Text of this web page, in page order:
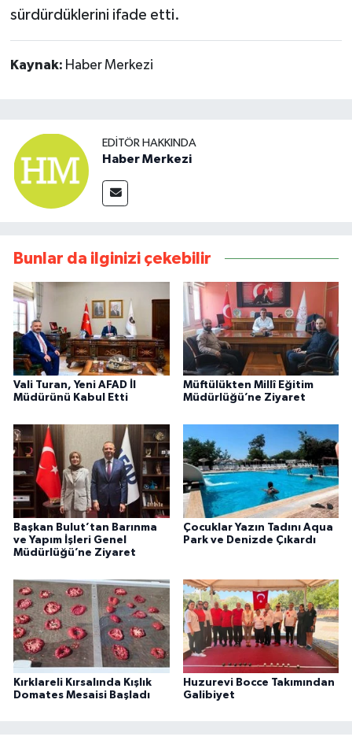
sürdürdüklerini ifade etti.
Kaynak: Haber Merkezi
EDITÖR HAKKINDA
Haber Merkezi
Bunlar da ilginizi çekebilir
Vali Turan, Yeni AFAD İl
Müdürünü Kabul Etti
Müftülükten Millî Eğitim
Müdürlüğü’ne Ziyaret
Başkan Bulut’tan Barınma
ve Yapım İşleri Genel
Müdürlüğü’ne Ziyaret
Çocuklar Yazın Tadını Aqua
Park ve Denizde Çıkardı
Kırklareli Kırsalında Kışlık
Domates Mesaisi Başladı
Huzurevi Bocce Takımından
Galibiyet